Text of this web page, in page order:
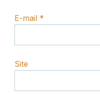
E-mail *
Site